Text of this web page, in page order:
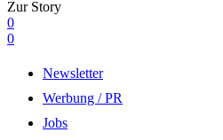
Zur Story
0
0
Newsletter
Werbung / PR
Jobs